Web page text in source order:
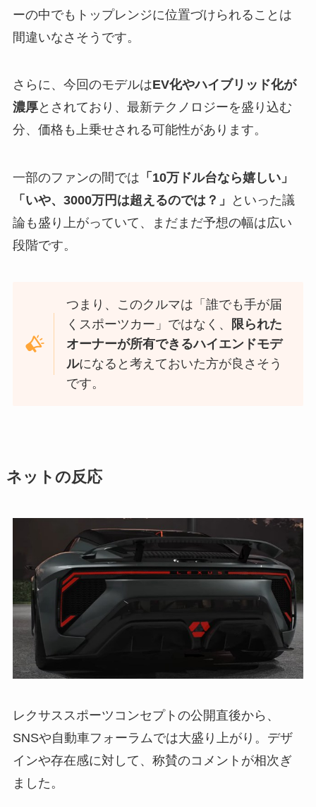
ーの中でもトップレンジに位置づけられることは
間違いなさそうです。
さらに、今回のモデルはEV化やハイブリッド化が
濃厚とされており、最新テクノロジーを盛り込む
分、価格も上乗せされる可能性があります。
一部のファンの間では 「10万ドル台なら嬉しい」
「いや、3000万円は超えるのでは？」
といった議
論も盛り上がっていて、まだまだ予想の幅は広い
段階です。
つまり、このクルマは「誰でも手が届
くスポーツカー」ではなく、
限られた
オーナーが所有できるハイエンドモデ
ルになると考えておいた方が良さそう
です。
ネットの反応
レクサススポーツコンセプトの公開直後から、
SNSや自動車フォーラムでは大盛り上がり。デザ
インや存在感に対して、称賛のコメントが相次ぎ
ました。